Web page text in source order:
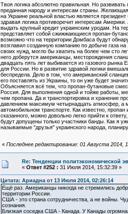
Твоя логика абсолютно правильная. Но
преданная народу и интересам страны.
на Украине реальной властью является
здравая логика противоречит интересам
выдать крупный кредит украинским уродам. На
представляет собой сжижжающиеся пропан-
возможно что на территории Домбаса будут
возглавил созданную компанию по добыче газа
своих нужд, могло бы хватить на более чем сто
него доберутся американцы, месторождения
двадцать пять лет выбивается из газового
для России. Но в развитие здравой логики
беспредела. Дело в том, что американский
его поставлять из Украины, то он уже будет
Объясняется всё тем, что пропан-бутановые
Россия. Для выполнения одной и тойже работы,
чем пропана. Да и транспортировка и хранение
давлением максимум четырнадцать атмосфер, а
автомобильном транспорте. Как известно,
сказанного, можно довольно легко прийти к
будут допущены только участники банды. Как я
называемые "друзья" украинского народа,
« Последнее редактирование: 01 Августа 2014,
Re: Тенденции политэкономической
« Ответ #252 : 31 Июля 2014, 15:32:39 »
Цитата: Ариадна от 13 Июля 2014, 02:26:14
Ещё раз. Американцы никогда не стремились
территории России.
США - это страна сотрудничества, а не войны.
сознания.
Близкая соседка США - Канада. У Канады